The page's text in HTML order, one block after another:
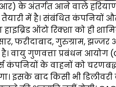
के अंतर्गत आने वाले
में है। संबंधित कंपनियों और
ऑटो रिक्शा को ही
फरीदाबाद, गुरुग्राम,
वायु गुणवत्ता प्रबंधन आयोग
कंपनियों के वाहनों को
इसके बाद किसी भी